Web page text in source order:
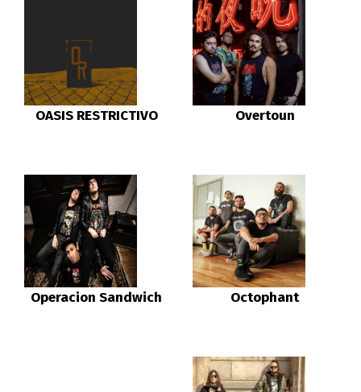
OASIS RESTRICTIVO Overtoun
Operacion Sandwich Octophant